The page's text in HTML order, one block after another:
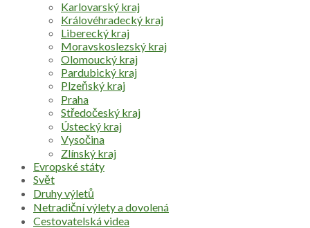
Karlovarský kraj
Královéhradecký kraj
Liberecký kraj
Moravskoslezský kraj
Olomoucký kraj
Pardubický kraj
Plzeňský kraj
Praha
Středočeský kraj
Ústecký kraj
Vysočina
Zlínský kraj
Evropské státy
Svět
Druhy výletů
Netradiční výlety a dovolená
Cestovatelská videa